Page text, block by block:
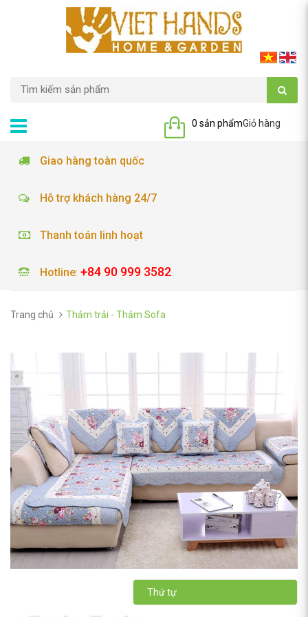
Giỏ hàng
0 sản phẩm
Giao hàng toàn quốc
Hỗ trợ khách hàng 24/7
Thanh toán linh hoạt
Hotline: +84 90 999 3582
Trang chủ Thảm trải - Thảm Sofa
Thứ tự